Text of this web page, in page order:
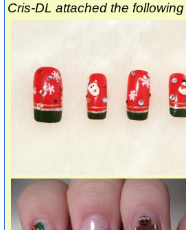
Cris-DL attached the